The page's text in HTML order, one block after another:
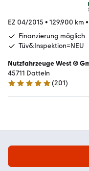
EZ 04/2015 • 129.900 km •
Finanzierung möglich
Tüv&Inspektion=NEU
Nutzfahrzeuge West ®
45711 Datteln
4.9 Sterne
(201)